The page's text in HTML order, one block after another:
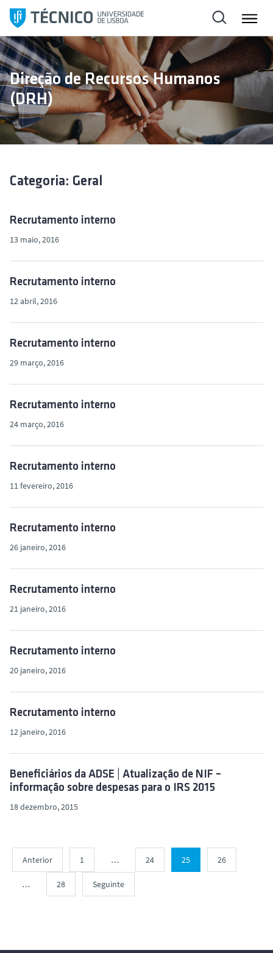
l
t
a
r
p
a
a
Direção de Recursos Humanos
(DRH)
Categoria: Geral
Recrutamento interno
13 maio, 2016
Recrutamento interno
12 abril, 2016
Recrutamento interno
29 março, 2016
Recrutamento interno
24 março, 2016
Recrutamento interno
11 fevereiro, 2016
Recrutamento interno
26 janeiro, 2016
Recrutamento interno
21 janeiro, 2016
Recrutamento interno
20 janeiro, 2016
Recrutamento interno
12 janeiro, 2016
Beneficiários da ADSE | Atualização de NIF –
informação sobre despesas para o IRS 2015
18 dezembro, 2015
Anterior 1 … 24 25 26
… 28 Seguinte